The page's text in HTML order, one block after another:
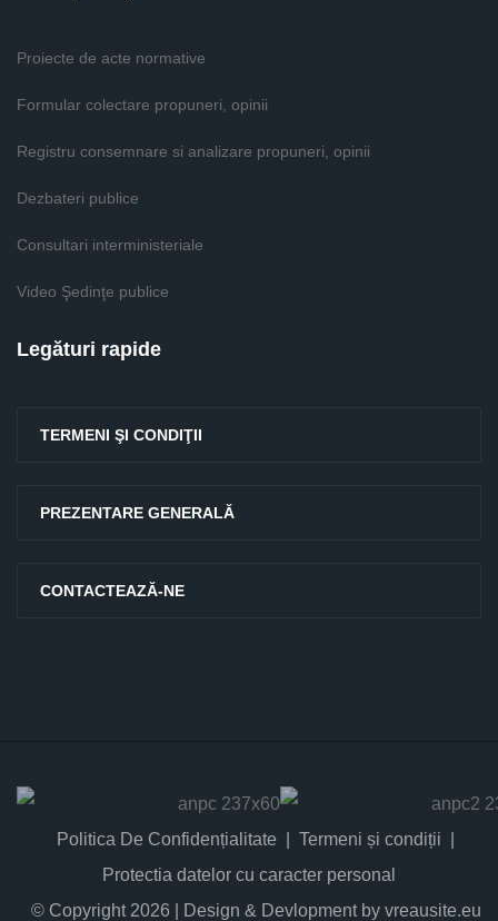
Proiecte de acte normative
Formular colectare propuneri, opinii
Registru consemnare si analizare propuneri, opinii
Dezbateri publice
Consultari interministeriale
Video Şedinţe publice
Legături rapide
TERMENI ŞI CONDIŢII
PREZENTARE GENERALĂ
CONTACTEAZĂ-NE
Politica De Confidențialitate
Termeni și condiții
Protectia datelor cu caracter personal
© Copyright 2026 | Design & Devlopment by vreausite.eu